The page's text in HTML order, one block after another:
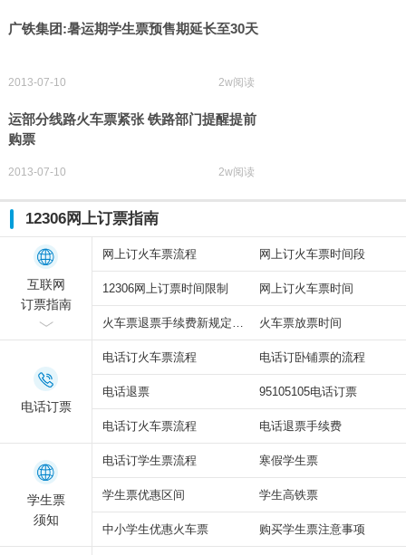
广铁集团:暑运期学生票预售期延长至30天
2013-07-10 2w阅读
运部分线路火车票紧张 铁路部门提醒提前
购票
2013-07-10 2w阅读
12306网上订票指南
互联网
订票指南
网上订火车票流程 网上订火车票时间段
12306网上订票时间限制 网上订火车票时间
火车票放票时间
电话订票
电话订火车票流程 电话订卧铺票的流程
电话退票 95105105电话订票
电话订火车票流程 电话退票手续费
学生票
须知
电话订学生票流程 寒假学生票
学生票优惠区间 学生高铁票
中小学生优惠火车票 购买学生票注意事项